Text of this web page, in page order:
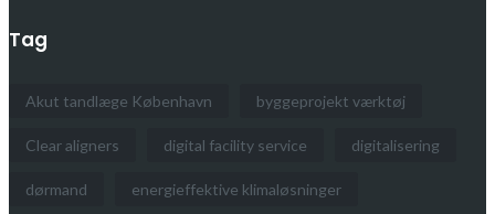
Tag
Akut tandlæge København byggeprojekt værktøj
Clear aligners digital facility service digitalisering
dørmand energieffektive klimaløsninger